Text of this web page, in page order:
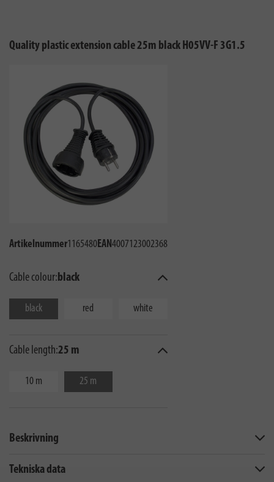
Quality plastic extension cable 25m black H05VV-F 3G1.5
Artikelnummer1165480EAN4007123002368
Cable colour:black
black red white
Cable length:25 m
10 m 25 m
Beskrivning
Tekniska data